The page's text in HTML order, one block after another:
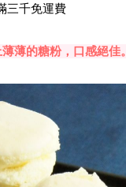
三千免運費
薄的糖粉，口感絕佳。